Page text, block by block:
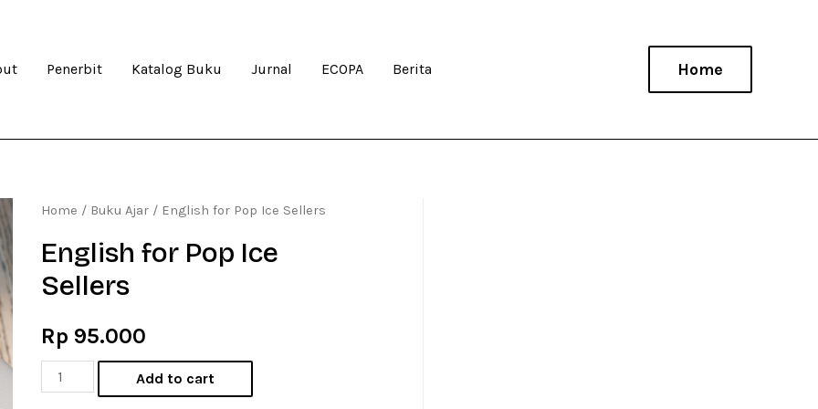
Penerbit Katalog Buku Jurnal ECOPA Berita Home
Home / Buku Ajar/ English for Pop Ice Sellers
English for Pop Ice
Sellers
Rp 95.000
English
Add to cart